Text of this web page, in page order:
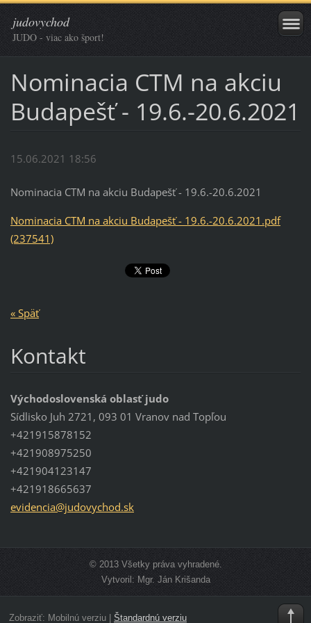
judovychod
JUDO - viac ako šport!
Nominacia CTM na akciu
Budapešť - 19.6.-20.6.2021
15.06.2021 18:56
Nominacia CTM na akciu Budapešť - 19.6.-20.6.2021
Nominacia CTM na akciu Budapešť - 19.6.-20.6.2021.pdf
(237541)
« Späť
Kontakt
Východoslovenská oblasť judo
Sídlisko Juh 2721, 093 01 Vranov nad Topľou
+421915878152
+421908975250
+421904123147
+421918665637
evidencia@judovychod.sk
© 2013 Všetky práva vyhradené.
Vytvoril: Mgr. Ján Krišanda
Zobraziť: Mobilnú verziu| Štandardnú verziu